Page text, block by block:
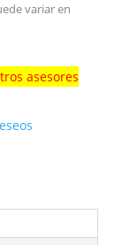
variar en
asesores